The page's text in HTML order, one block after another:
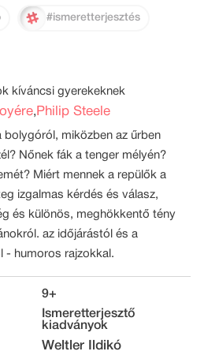
#ismeretterjesztés
kíváncsi gyerekeknek
, Philip Steele
bolygóról, miközben az űrben
Nőnek fák a tenger mélyén?
Miért mennek a repülők a
izgalmas kérdés és válasz,
és különös, meghökkentő tény
az időjárástól és a
- humoros rajzokkal.
9+
Ismeretterjesztő
kiadványok
Weltler Ildikó